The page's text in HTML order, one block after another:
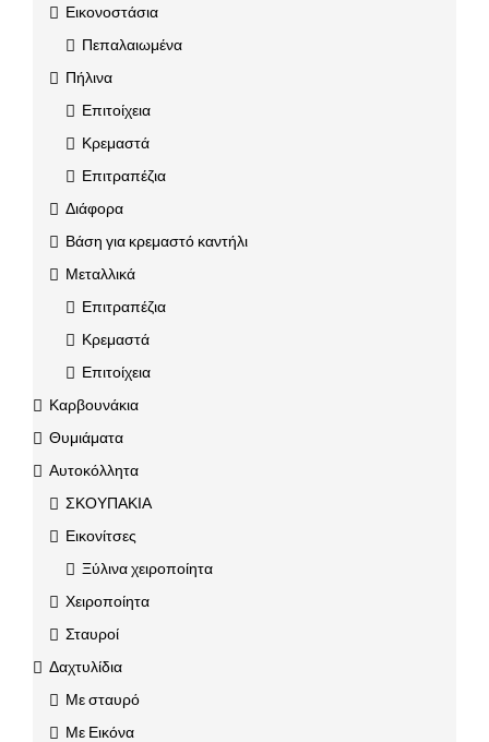
Εικονοστάσια
Πεπαλαιωμένα
Πήλινα
Επιτοίχεια
Κρεμαστά
Επιτραπέζια
Διάφορα
Βάση για κρεμαστό καντήλι
Μεταλλικά
Επιτραπέζια
Κρεμαστά
Επιτοίχεια
Καρβουνάκια
Θυμιάματα
Αυτοκόλλητα
ΣΚΟΥΠΑΚΙΑ
Εικονίτσες
Ξύλινα χειροποίητα
Χειροποίητα
Σταυροί
Δαχτυλίδια
Με σταυρό
Με Εικόνα